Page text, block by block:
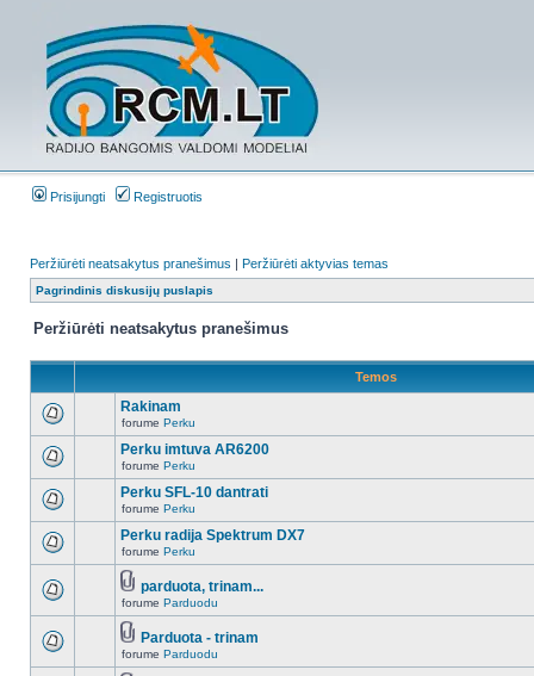
Prisijungti Registruotis
Peržiūrėti neatsakytus pranešimus | Peržiūrėti aktyvias temas
Pagrindinis diskusijų puslapis
Peržiūrėti neatsakytus pranešimus
Temos
Rakinam
forume Perku
Perku imtuva AR6200
forume Perku
Perku SFL-10 dantrati
forume Perku
Perku radija Spektrum DX7
forume Perku
parduota, trinam...
forume Parduodu
Parduota - trinam
forume Parduodu